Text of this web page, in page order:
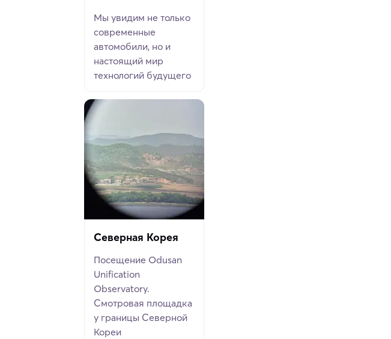
Мы увидим не только
современные
автомобили, но и
настоящий мир
технологий будущего
Северная Корея
Посещение Odusan
Unification
Observatory.
Смотровая площадка
у границы Северной
Кореи